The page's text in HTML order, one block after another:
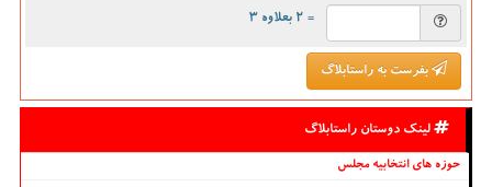
= ۲ بعلاوه ۳
بفرست به راستابلاگ
لینک دوستان راستابلاگ
حوزه های انتخابیه مجلس